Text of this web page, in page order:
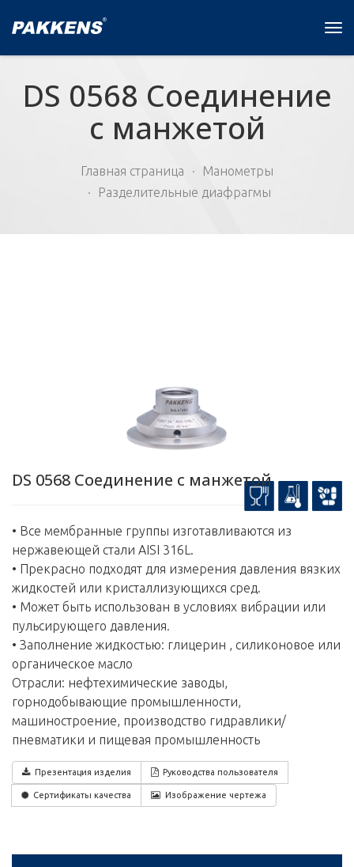
DS 0568 Соединение
с манжетой
Главная страница
Манометры
Разделительные диафрагмы
DS 0568 Соединение с манжетой
• Все мембранные группы изготавливаются из
нержавеющей стали AISI 316L.
• Прекрасно подходят для измерения давления вязких
жидкостей или кристаллизующихся сред.
• Может быть использован в условиях вибрации или
пульсирующего давления.
• Заполнение жидкостью: глицерин , силиконовое или
органическое масло
Отрасли: нефтехимические заводы,
горнодобывающие промышленности,
машиностроение, производство гидравлики/
пневматики и пищевая промышленность
Презентация изделия Руководства пользователя
Сертификаты качества Изображение чертежа